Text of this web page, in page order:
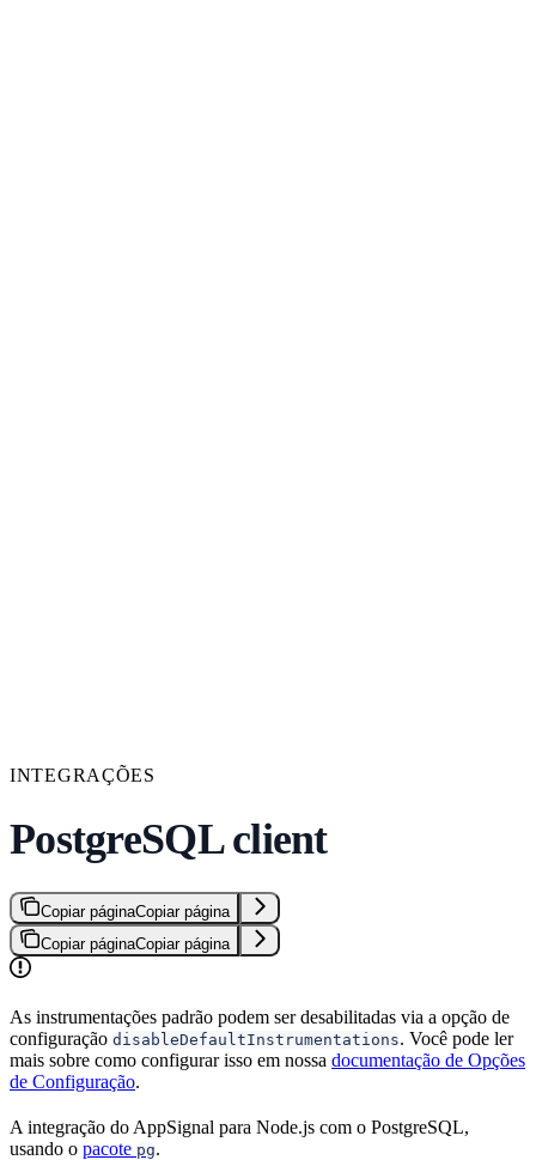
INTEGRAÇÕES
PostgreSQL client
Copiar páginaCopiar página
Copiar páginaCopiar página
As instrumentações padrão podem ser desabilitadas via a opção de
configuração disableDefaultInstrumentations. Você pode ler
mais sobre como configurar isso em nossa documentação de Opções
de Configuração.
A integração do AppSignal para Node.js com o PostgreSQL,
usando o pacote pg.